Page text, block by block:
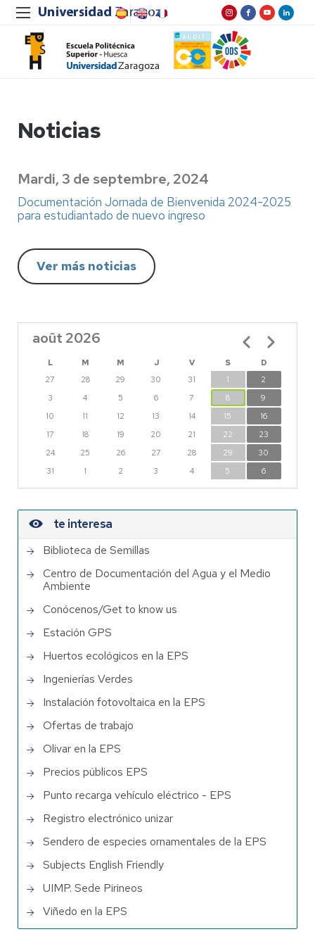
Noticias
Mardi, 3 de septembre, 2024
Documentación Jornada de Bienvenida 2024-2025
para estudiantado de nuevo ingreso
Ver más noticias
août 2026
L M M J V S
D
27
28 29 30 31 1
2
3
4 5 6 7 8
9
10
11 12 13 14 15
16
17
18 19 20 21 22
23
24
25 26 27 28 29
30
31
1 2 3 4 5 6
Pagination
te interesa
Biblioteca de Semillas
Centro de Documentación del Agua y el Medio
Ambiente
Conócenos/Get to know us
Estación GPS
Huertos ecológicos en la EPS
Ingenierías Verdes
Instalación fotovoltaica en la EPS
Ofertas de trabajo
Olivar en la EPS
Precios públicos EPS
Punto recarga vehículo eléctrico - EPS
Registro electrónico unizar
Sendero de especies ornamentales de la EPS
Subjects English Friendly
UIMP. Sede Pirineos
Viñedo en la EPS